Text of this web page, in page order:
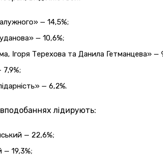
— 14,5%;
— 10,6%;
Ігоря Терехова та Данила Гетманцева» —
— 6,2%.
лідирують:
— 22,6%;
— 19,3%;